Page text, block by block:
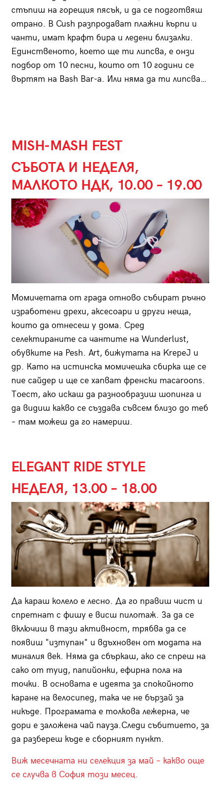
стъпиш на горещия пясък, и да се подготвяш
отрано. В Cush разпродават плажни кърпи и
чанти, имат крафт бира и ледени близалки.
Единственото, което ще ти липсва, е онзи
подбор от 10 песни, които от 10 години се
въртят на Bash Bar-а. Или няма да ти липсва…
MISH-MASH FEST
СЪБОТА И НЕДЕЛЯ,
МАЛКОТО НДК, 10.00 – 19.00
Момичетата от града отново събират ръчно
изработени дрехи, аксесоари и други неща,
които да отнесеш у дома. Сред
селектираните са чантите на Wunderlust,
обувките на Pesh. Art, бижутата на KrepeJ и
др. Като на истинска момичешка сбирка ще се
пие сайдер и ще се хапват френски macaroons.
Тоест, ако искаш да разнообразиш шопинга и
да видиш какво се създава съвсем близо до теб
– там можеш да го намериш.
ELEGANT RIDE STYLE
НЕДЕЛЯ, 13.00 – 18.00
Да караш колело е лесно. Да го правиш чист и
спретнат с фишу е висш пилотаж. За да се
включиш в тази активност, трябва да се
появиш "изтупан" и вдъхновен от модата на
миналия век. Няма да сбъркаш, ако се спреш на
сако от туид, папийонки, ефирна пола на
точки. В основата е идеята за спокойното
каране на велосипед, така че не бързай за
никъде. Програмата е толкова лежерна, че
дори е заложена чай пауза.Следи събитието, за
да разбереш къде е сборният пункт.
Виж месечната ни селекция за май – какво още
се случва в София този месец.